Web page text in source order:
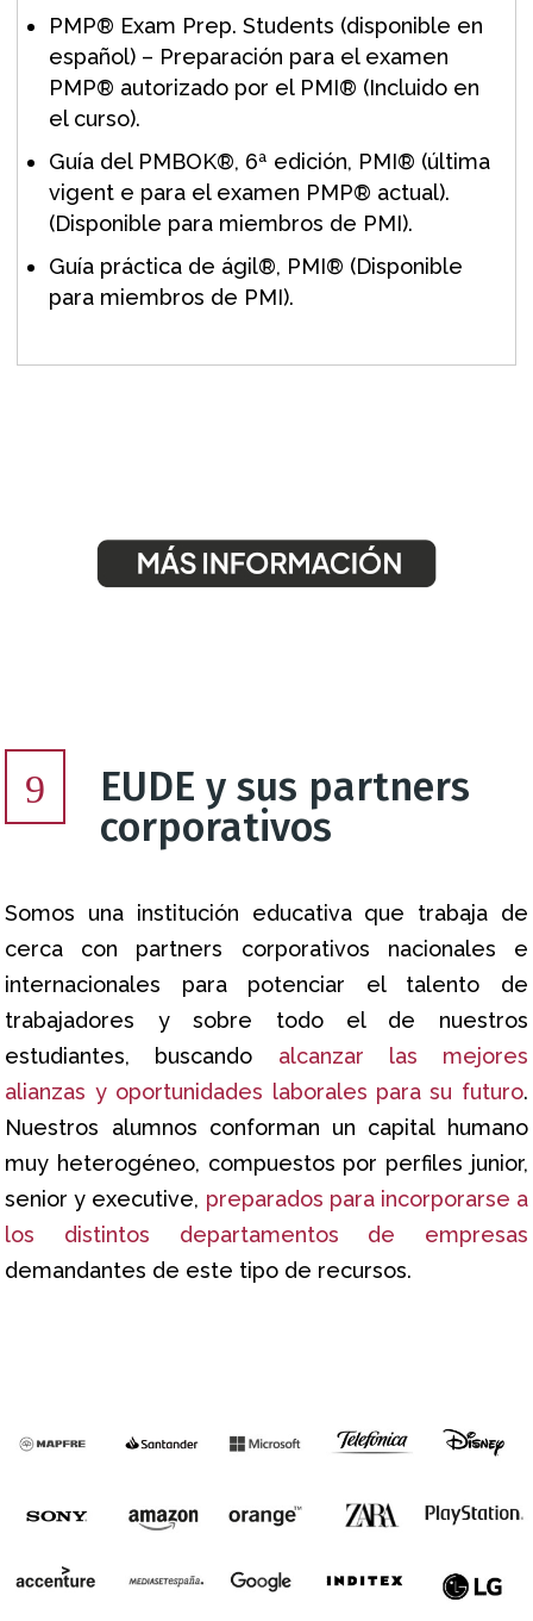
PMP® Exam Prep. Students (disponible en
español) – Preparación para el examen
PMP® autorizado por el PMI® (Incluido en
el curso).
Guía del PMBOK®, 6ª edición, PMI® (última
vigent e para el examen PMP® actual).
(Disponible para miembros de PMI).
Guía práctica de ágil®, PMI® (Disponible
para miembros de PMI).
9
EUDE y sus partners
corporativos
Somos una institución educativa que trabaja de
cerca con partners corporativos nacionales e
internacionales para potenciar el talento de
trabajadores y sobre todo el de nuestros
estudiantes, buscando alcanzar las mejores
alianzas y oportunidades laborales para su futuro.
Nuestros alumnos conforman un capital humano
muy heterogéneo, compuestos por perfiles junior,
senior y executive, preparados para incorporarse a
los distintos departamentos de empresas
demandantes de este tipo de recursos.